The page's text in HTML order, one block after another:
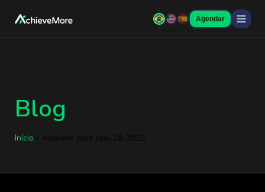
Agendar
Blog
Início » Arquivos para julio 28, 2025